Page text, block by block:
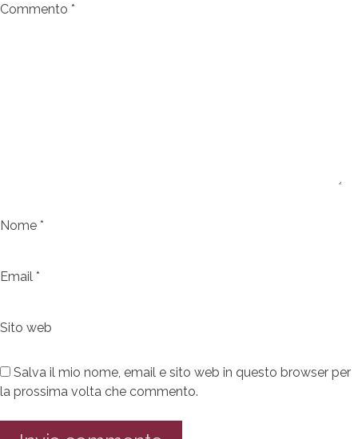
Commento *
Nome *
Email *
Sito web
Salva il mio nome, email e sito web in questo browser per
la prossima volta che commento.